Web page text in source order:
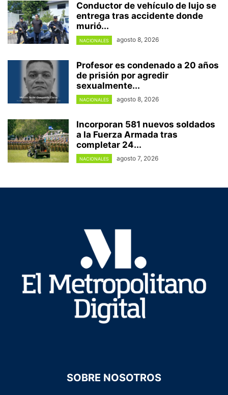
Conductor de vehículo de lujo se
entrega tras accidente donde
murió...
NACIONALES agosto 8, 2026
Profesor es condenado a 20 años
de prisión por agredir
sexualmente...
NACIONALES agosto 8, 2026
Incorporan 581 nuevos soldados
a la Fuerza Armada tras
completar 24...
NACIONALES agosto 7, 2026
SOBRE NOSOTROS